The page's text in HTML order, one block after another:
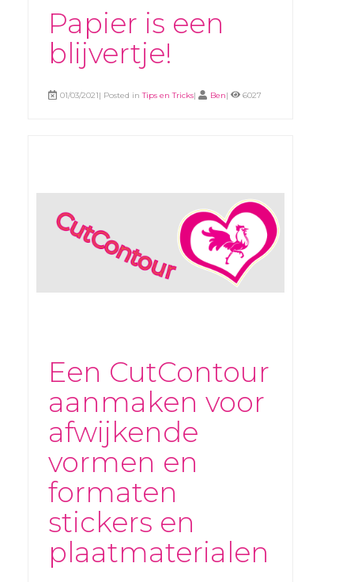
Papier is een
blijvertje!
01/03/2021| Posted inTips en Tricks| Ben| 6027
Een CutContour
aanmaken voor
afwijkende
vormen en
formaten
stickers en
plaatmaterialen